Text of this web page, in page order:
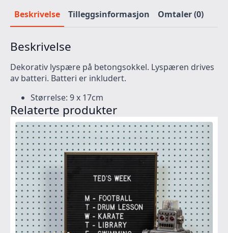
Beskrivelse Tilleggsinformasjon Omtaler (0)
Beskrivelse
Dekorativ lyspære på betongsokkel. Lyspæren drives
av batteri. Batteri er inkludert.
Størrelse: 9 x 17cm
Relaterte produkter